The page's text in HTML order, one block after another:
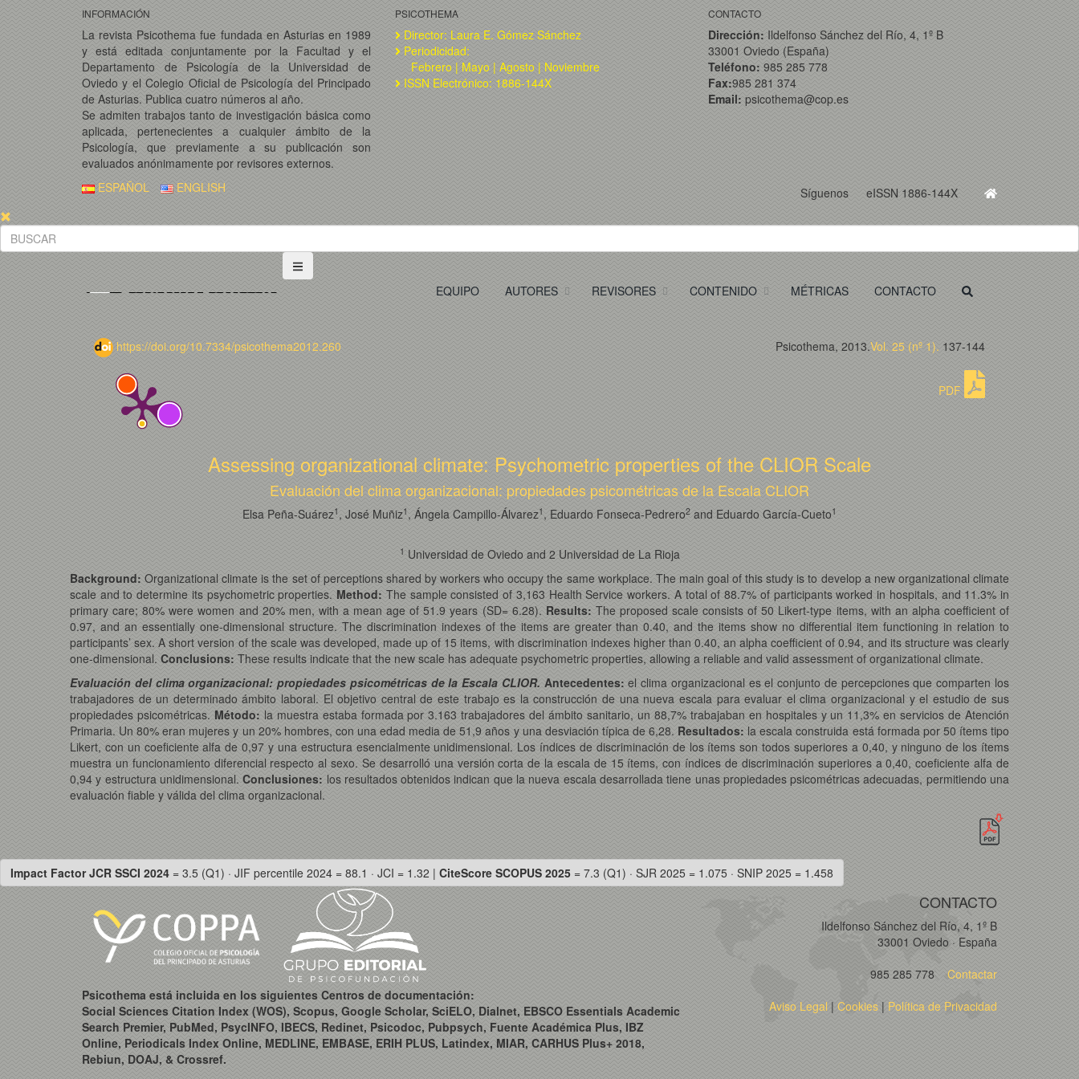
INFORMACIÓN
La revista Psicothema fue fundada en Asturias en 1989
y está editada conjuntamente por la Facultad y el
Departamento de Psicología de la Universidad de
Oviedo y el Colegio Oficial de Psicología del Principado
de Asturias. Publica cuatro números al año.
Se admiten trabajos tanto de investigación básica como
aplicada, pertenecientes a cualquier ámbito de la
Psicología, que previamente a su publicación son
evaluados anónimamente por revisores externos.
PSICOTHEMA
Director: Laura E. Gómez Sánchez
Periodicidad:
Febrero | Mayo | Agosto | Noviembre
ISSN Electrónico: 1886-144X
CONTACTO
Dirección: Ildelfonso Sánchez del Río, 4, 1º B
33001 Oviedo (España)
Teléfono: 985 285 778
Fax:985 281 374
Email: psicothema@cop.es
Síguenos eISSN 1886-144X
ESPAÑOL ENGLISH
EQUIPO AUTORES REVISORES CONTENIDO MÉTRICAS CONTACTO
https://doi.org/10.7334/psicothema2012.260 Psicothema, 2013.Vol. 25 (nº 1). 137-144
PDF
Assessing organizational climate: Psychometric properties of the CLIOR Scale
Evaluación del clima organizacional: propiedades psicométricas de la Escala CLIOR
Elsa Peña-Suárez1 , José Muñiz1 , Ángela Campillo-Álvarez1 , Eduardo Fonseca-Pedrero2 and Eduardo García-Cueto1
1 Universidad de Oviedo and 2 Universidad de La Rioja
Background: Organizational climate is the set of perceptions shared by workers who occupy the same workplace. The main goal of this study is to develop a new organizational climate
scale and to determine its psychometric properties.Method: The sample consisted of 3,163 Health Service workers. A total of 88.7% of participants worked in hospitals, and 11.3% in
primary care; 80% were women and 20% men, with a mean age of 51.9 years (SD= 6.28). Results: The proposed scale consists of 50 Likert-type items, with an alpha coefficient of
0.97, and an essentially one-dimensional structure. The discrimination indexes of the items are greater than 0.40, and the items show no differential item functioning in relation to
participants’ sex. A short version of the scale was developed, made up of 15 items, with discrimination indexes higher than 0.40, an alpha coefficient of 0.94, and its structure was clearly
one-dimensional. Conclusions: These results indicate that the new scale has adequate psychometric properties, allowing a reliable and valid assessment of organizational climate.
Evaluación del clima organizacional: propiedades psicométricas de la Escala CLIOR. Antecedentes: el clima organizacional es el conjunto de percepciones que comparten los
trabajadores de un determinado ámbito laboral. El objetivo central de este trabajo es la construcción de una nueva escala para evaluar el clima organizacional y el estudio de sus
propiedades psicométricas. Método: la muestra estaba formada por 3.163 trabajadores del ámbito sanitario, un 88,7% trabajaban en hospitales y un 11,3% en servicios de Atención
Primaria. Un 80% eran mujeres y un 20% hombres, con una edad media de 51,9 años y una desviación típica de 6,28. Resultados: la escala construida está formada por 50 ítems tipo
Likert, con un coeficiente alfa de 0,97 y una estructura esencialmente unidimensional. Los índices de discriminación de los ítems son todos superiores a 0,40, y ninguno de los ítems
muestra un funcionamiento diferencial respecto al sexo. Se desarrolló una versión corta de la escala de 15 ítems, con índices de discriminación superiores a 0,40, coeficiente alfa de
0,94 y estructura unidimensional.Conclusiones: los resultados obtenidos indican que la nueva escala desarrollada tiene unas propiedades psicométricas adecuadas, permitiendo una
evaluación fiable y válida del clima organizacional.
Impact Factor JCR SSCI 2024 = 3.5 (Q1) · JIF percentile 2024 = 88.1 · JCI = 1.32 | CiteScore SCOPUS 2025 = 7.3 (Q1) · SJR 2025 = 1.075 · SNIP 2025 = 1.458
Psicothema está incluida en los siguientes Centros de documentación:
Social Sciences Citation Index (WOS), Scopus, Google Scholar, SciELO, Dialnet, EBSCO Essentials Academic
Search Premier, PubMed, PsycINFO, IBECS, Redinet, Psicodoc, Pubpsych, Fuente Académica Plus, IBZ
Online, Periodicals Index Online, MEDLINE, EMBASE, ERIH PLUS, Latindex, MIAR, CARHUS Plus+ 2018,
Rebiun, DOAJ, & Crossref.
CONTACTO
Ildelfonso Sánchez del Río, 4, 1º B
33001 Oviedo · España
985 285 778 Contactar
Aviso Legal | Cookies | Política de Privacidad